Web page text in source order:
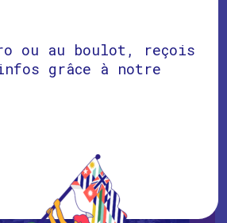
ou au boulot, reçois
grâce à notre